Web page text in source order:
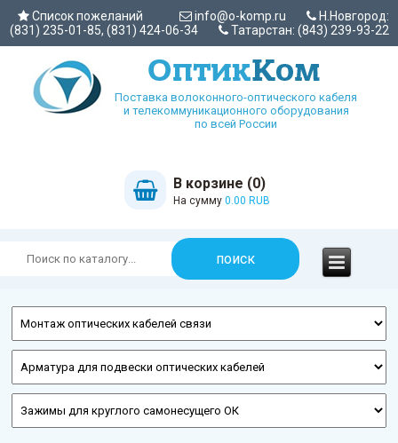
Список пожеланий info@o-komp.ru
Н.Новгород:
(831) 235-01-85, (831) 424-06-34
Татарстан: (843) 239-93-22
Поставка волоконного-оптического кабеля
и телекоммуникационного оборудования
по всей России
В корзине (0)
На сумму 0.00 RUB